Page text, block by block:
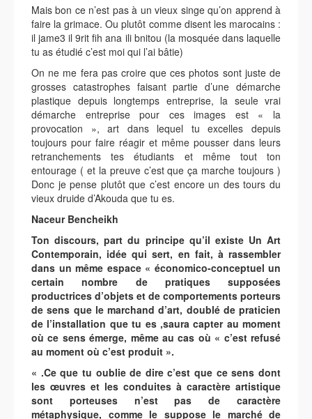
Mais bon ce n’est pas à un vieux singe qu’on apprend à
faire la grimace. Ou plutôt comme disent les marocains :
il jame3 il 9rit fih ana ili bnitou (la mosquée dans laquelle
tu as étudié c’est moi qui l’ai bâtie)
On ne me fera pas croire que ces photos sont juste de
grosses catastrophes faisant partie d’une démarche
plastique depuis longtemps entreprise, la seule vrai
démarche entreprise pour ces images est « la
provocation », art dans lequel tu excelles depuis
toujours pour faire réagir et même pousser dans leurs
retranchements tes étudiants et même tout ton
entourage ( et la preuve c’est que ça marche toujours )
Donc je pense plutôt que c’est encore un des tours du
vieux druide d’Akouda que tu es.
Naceur Bencheikh
Ton discours, part du principe qu’il existe Un Art
Contemporain, idée qui sert, en fait, à rassembler
dans un même espace « économico-conceptuel un
certain nombre de pratiques supposées
productrices d’objets et de comportements porteurs
de sens que le marchand d’art, doublé de praticien
de l’installation que tu es ,saura capter au moment
où ce sens émerge, même au cas où « c’est refusé
au moment où c’est produit ».
« .Ce que tu oublie de dire c’est que ce sens dont
les œuvres et les conduites à caractère artistique
sont porteuses n’est pas de caractère
métaphysique, comme le suppose le marché de